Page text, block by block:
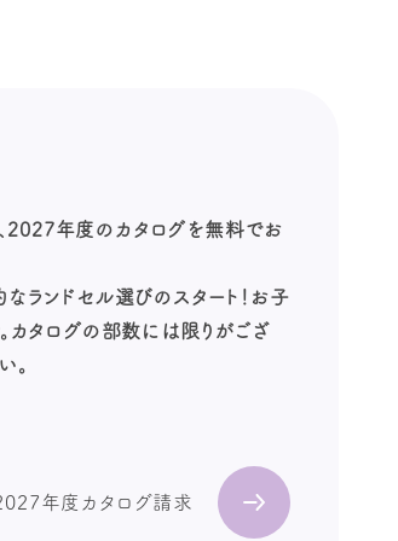
2027年度のカタログを無料でお
ランドセル選びのスタート！お子
カタログの部数には限りがござ
。
年度カタログ請求